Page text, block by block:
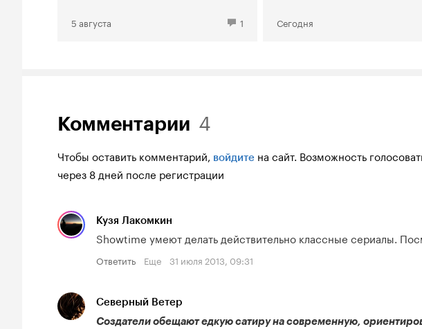
5 августа 1 Сегодня
Комментарии 4
Чтобы оставить комментарий, войдите на сайт. Возможность
через 8 дней после регистрации
Кузя Лакомкин
Showtime умеют делать действительно классные сериалы.
Ответить Еще 31 июля 2013, 09:31
Северный Ветер
Создатели обещают едкую сатиру на современную,